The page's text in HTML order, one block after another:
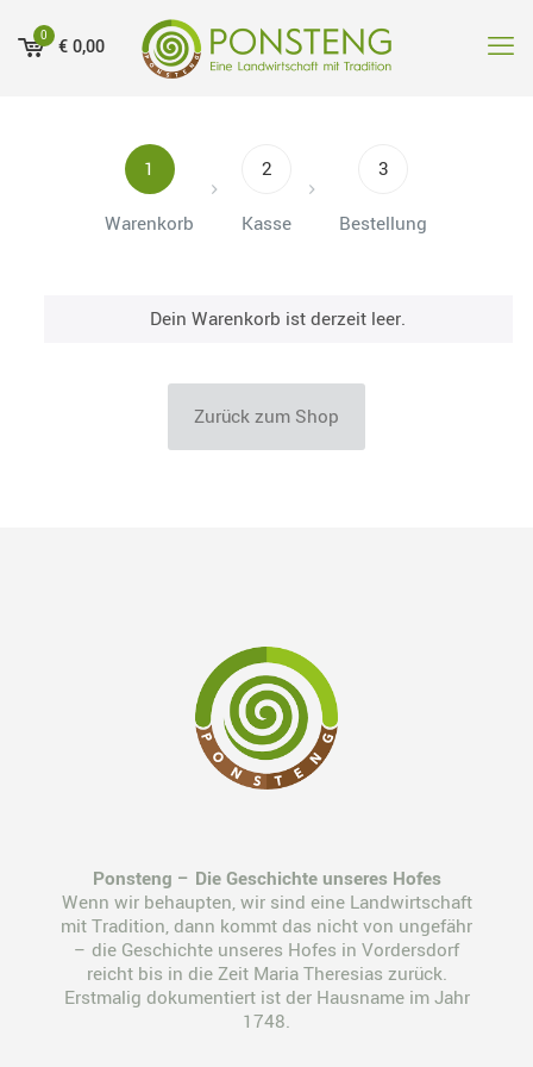
0 €0,00
1
Warenkorb
2
Kasse
3
Bestellung
Dein Warenkorb ist derzeit leer.
Zurück zum Shop
Ponsteng – Die Geschichte unseres Hofes
Wenn wir behaupten, wir sind eine Landwirtschaft
mit Tradition, dann kommt das nicht von ungefähr
– die Geschichte unseres Hofes in Vordersdorf
reicht bis in die Zeit Maria Theresias zurück.
Erstmalig dokumentiert ist der Hausname im Jahr
1748.